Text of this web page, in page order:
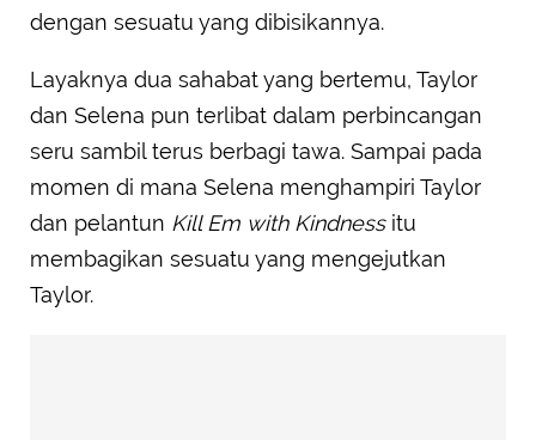
dengan sesuatu yang dibisikannya.
Layaknya dua sahabat yang bertemu, Taylor
dan Selena pun terlibat dalam perbincangan
seru sambil terus berbagi tawa. Sampai pada
momen di mana Selena menghampiri Taylor
dan pelantun Kill Em with Kindnessitu
membagikan sesuatu yang mengejutkan
Taylor.